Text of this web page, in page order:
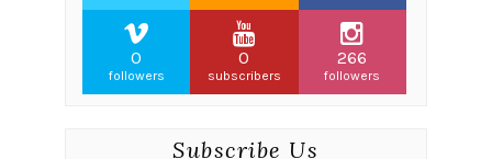
0
followers
0
subscribers
266
followers
Subscribe Us